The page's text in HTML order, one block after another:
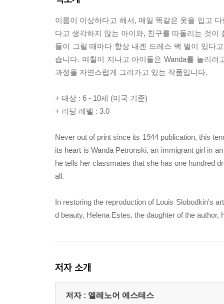
이름이 이상하다고 해서, 매일 똑같은 옷을 입고
다고 생각하지 않는 아이와, 친구를 따돌리는 것
들이 그럴 때마다 항상 내겐 드레스 백 벌이 있다
습니다. 며칠이 지나고 아이들은 Wanda를 놀리
과정을 자연스럽게 그려가고 있는 작품입니다.
+ 대상 : 6 - 10세 (미국 기준)
+ 리딩 레벨 : 3.0
Never out of print since its 1944 publication, this
its heart is Wanda Petronski, an immigrant girl in
he tells her classmates that she has one hundred
all.
In restoring the reproduction of Louis Slobodkin's
d beauty, Helena Estes, the daughter of the
저자 소개
저자 : 엘레노어 에스테스